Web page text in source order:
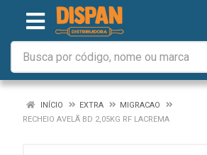
INÍCIO EXTRA
MIGRACAO
RECHEIO AVELÃ BD 2,05KG RF LACREMA